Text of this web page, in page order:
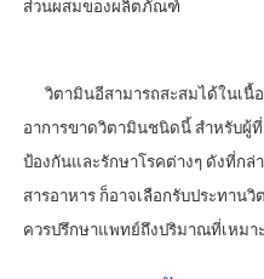
ส่วนผสมของผลิตภัณฑ์
วิตามินอีสามารถสะสมได้ในเนื้
อาการขาดวิตามินชนิดนี้ สำหรับผู้
ป้องกันและรักษาโรคต่างๆ ดังที่ก
สารอาหาร ก็อาจเลือกรับประทาน
ควรปรึกษาแพทย์ถึงปริมาณที่เหมา